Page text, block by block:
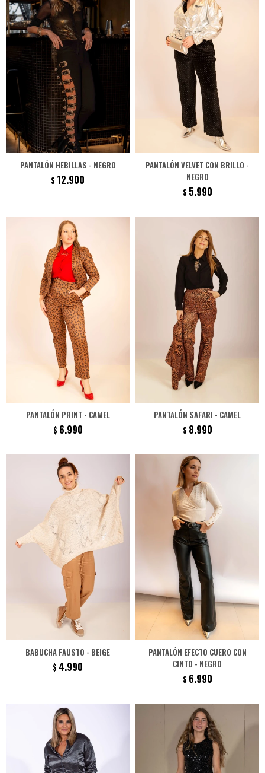
PANTALÓN HEBILLAS - NEGRO
$ 12.900
PANTALÓN VELVET CON BRILLO -
NEGRO
$ 5.990
PANTALÓN PRINT - CAMEL
$ 6.990
PANTALÓN SAFARI - CAMEL
$ 8.990
BABUCHA FAUSTO - BEIGE
$ 4.990
PANTALÓN EFECTO CUERO CON
CINTO - NEGRO
$ 6.990